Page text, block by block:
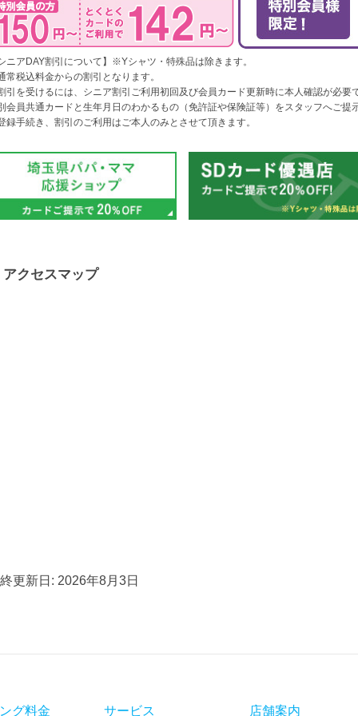
シニアDAY割引について】※Yシャツ・特殊品は除きます。
常税込料金からの割引となります。
引を受けるには、シニア割引ご利用初回及び会員カード更新時に本人確認が必要で
会員共通カードと生年月日のわかるもの（免許証や保険証等）をスタッフへご提
録手続き、割引のご利用はご本人のみとさせて頂きます。
アクセスマップ
更新日: 2026年8月3日
グ料金 サービス 店舗案内